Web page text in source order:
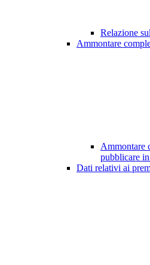
Relazione
Ammontare
Ammontare
pubblicare
Dati relativi ai